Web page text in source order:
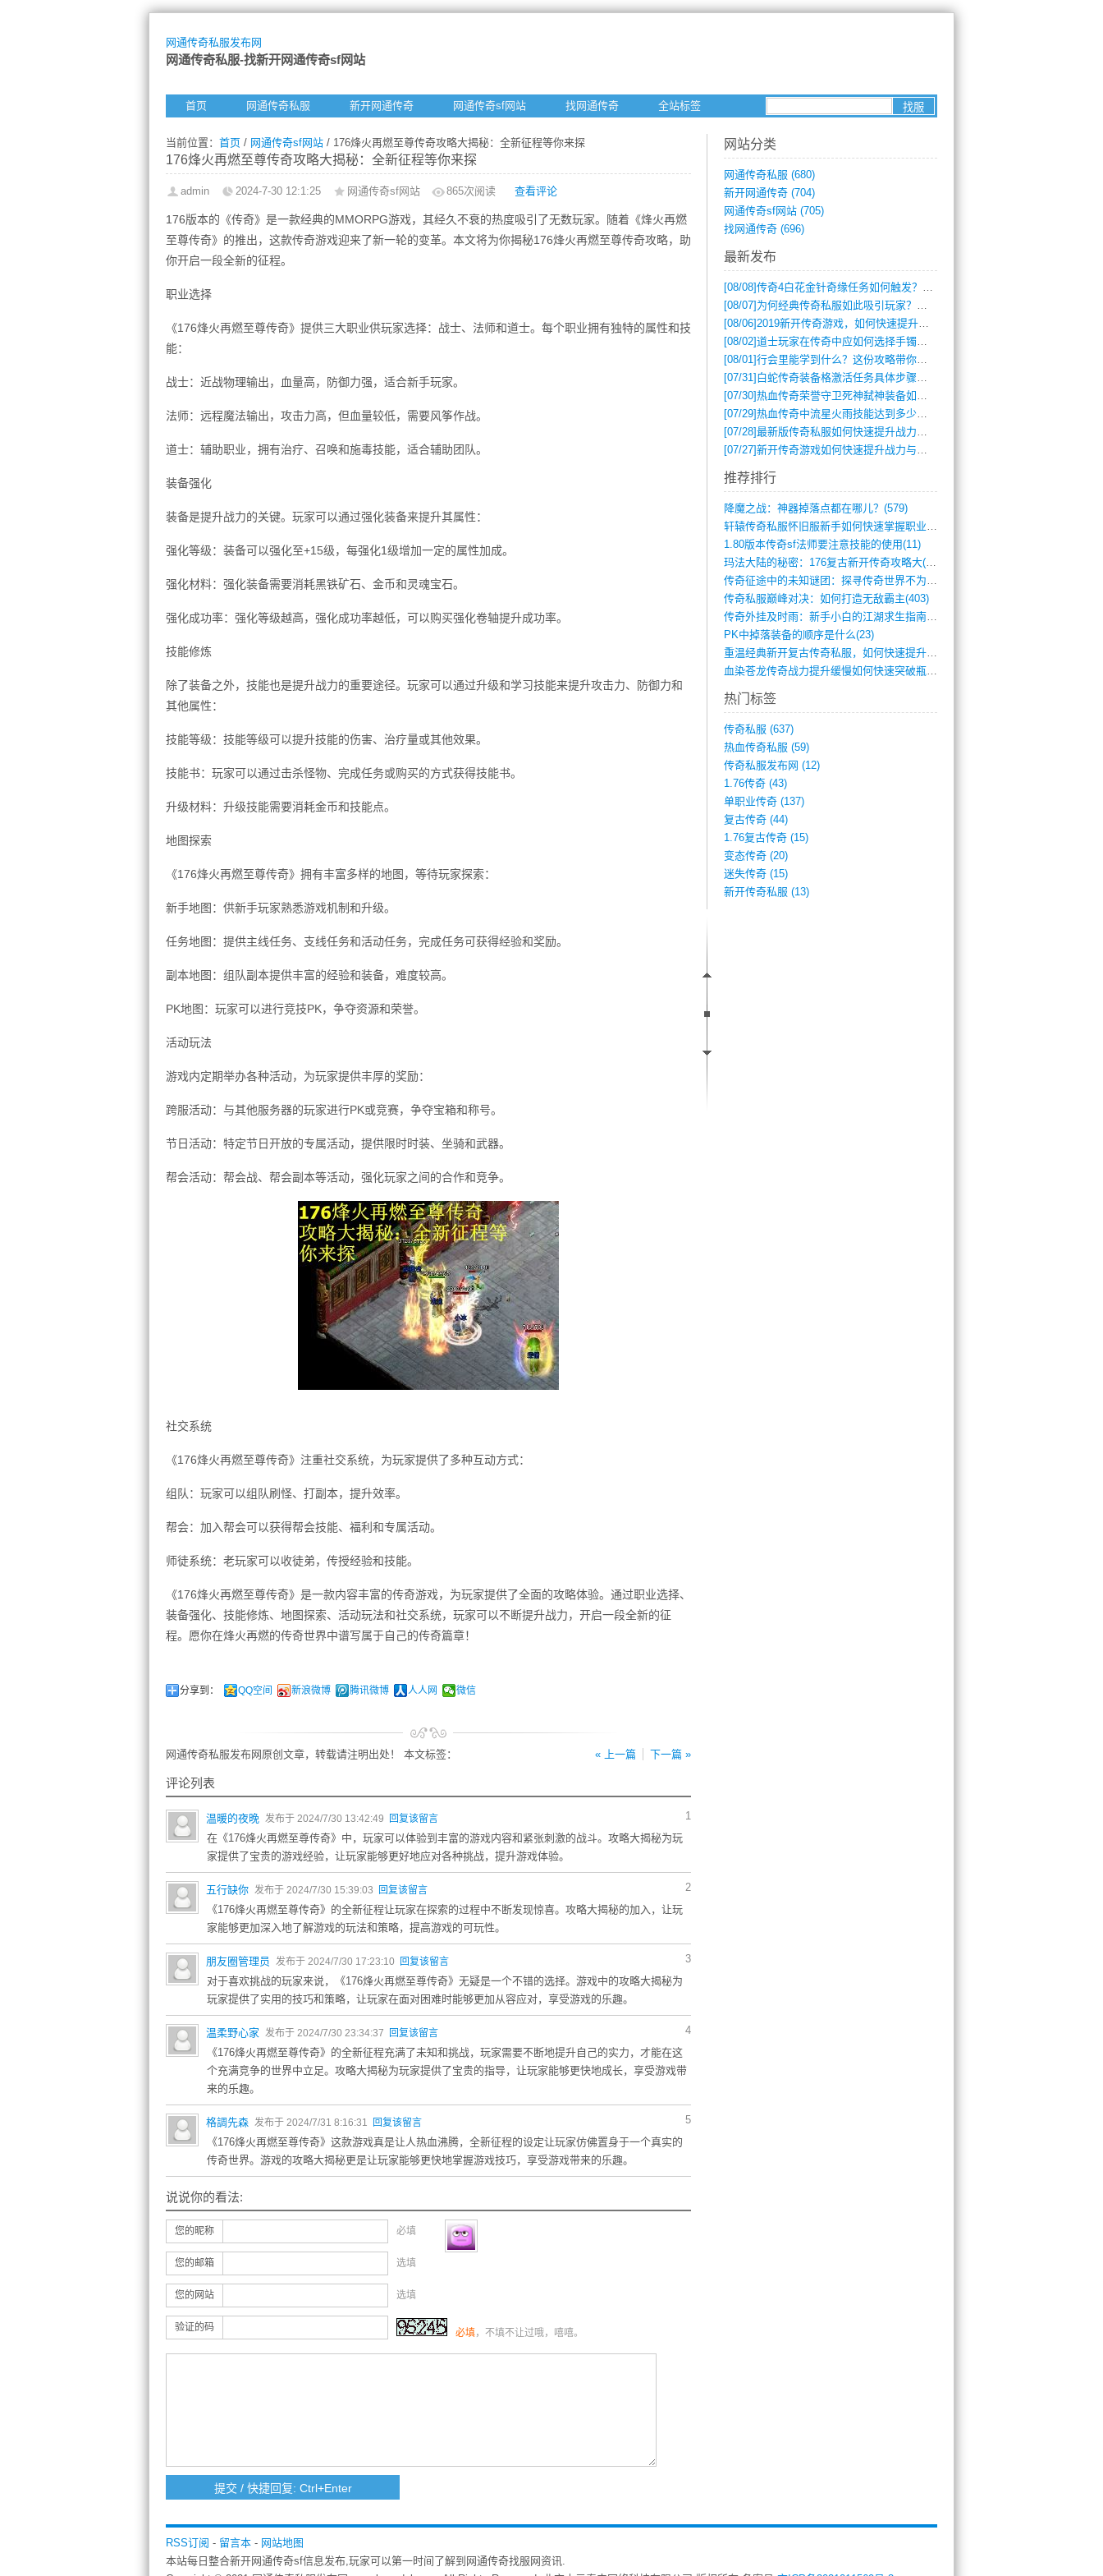
网通传奇私服发布网
网通传奇私服-找新开网通传奇sf网站
首页 网通传奇私服 新开网通传奇 网通传奇sf网站 找网通传奇 全站标签
当前位置： 首页 / 网通传奇sf网站 / 176烽火再燃至尊传奇攻略大揭秘：全新征程等你来探
176烽火再燃至尊传奇攻略大揭秘：全新征程等你来探
admin 2024-7-30 12:1:25 网通传奇sf网站 865次阅读 查看评论
176版本的《传奇》是一款经典的MMORPG游戏，其经久不衰的热度吸引了无数玩家。随着《烽火再燃
至尊传奇》的推出，这款传奇游戏迎来了新一轮的变革。本文将为你揭秘176烽火再燃至尊传奇攻略，助
你开启一段全新的征程。
职业选择
《176烽火再燃至尊传奇》提供三大职业供玩家选择：战士、法师和道士。每个职业拥有独特的属性和技
能：
战士：近战物理输出，血量高，防御力强，适合新手玩家。
法师：远程魔法输出，攻击力高，但血量较低，需要风筝作战。
道士：辅助职业，拥有治疗、召唤和施毒技能，适合辅助团队。
装备强化
装备是提升战力的关键。玩家可以通过强化装备来提升其属性：
强化等级：装备可以强化至+15级，每强化1级增加一定的属性加成。
强化材料：强化装备需要消耗黑铁矿石、金币和灵魂宝石。
强化成功率：强化等级越高，强化成功率越低，可以购买强化卷轴提升成功率。
技能修炼
除了装备之外，技能也是提升战力的重要途径。玩家可以通过升级和学习技能来提升攻击力、防御力和
其他属性：
技能等级：技能等级可以提升技能的伤害、治疗量或其他效果。
技能书：玩家可以通过击杀怪物、完成任务或购买的方式获得技能书。
升级材料：升级技能需要消耗金币和技能点。
地图探索
《176烽火再燃至尊传奇》拥有丰富多样的地图，等待玩家探索：
新手地图：供新手玩家熟悉游戏机制和升级。
任务地图：提供主线任务、支线任务和活动任务，完成任务可获得经验和奖励。
副本地图：组队副本提供丰富的经验和装备，难度较高。
PK地图：玩家可以进行竞技PK，争夺资源和荣誉。
活动玩法
游戏内定期举办各种活动，为玩家提供丰厚的奖励：
跨服活动：与其他服务器的玩家进行PK或竞赛，争夺宝箱和称号。
节日活动：特定节日开放的专属活动，提供限时时装、坐骑和武器。
帮会活动：帮会战、帮会副本等活动，强化玩家之间的合作和竞争。
社交系统
《176烽火再燃至尊传奇》注重社交系统，为玩家提供了多种互动方式：
组队：玩家可以组队刷怪、打副本，提升效率。
帮会：加入帮会可以获得帮会技能、福利和专属活动。
师徒系统：老玩家可以收徒弟，传授经验和技能。
《176烽火再燃至尊传奇》是一款内容丰富的传奇游戏，为玩家提供了全面的攻略体验。通过职业选择、
装备强化、技能修炼、地图探索、活动玩法和社交系统，玩家可以不断提升战力，开启一段全新的征
程。愿你在烽火再燃的传奇世界中谱写属于自己的传奇篇章！
分享到： QQ空间 新浪微博 腾讯微博 人人网 微信
« 上一篇 下一篇 »
网通传奇私服发布网原创文章，转载请注明出处！ 本文标签：
评论列表
1
温暖的夜晚 发布于 2024/7/30 13:42:49 回复该留言
在《176烽火再燃至尊传奇》中，玩家可以体验到丰富的游戏内容和紧张刺激的战斗。攻略大揭秘为玩
家提供了宝贵的游戏经验，让玩家能够更好地应对各种挑战，提升游戏体验。
2
五行缺你 发布于 2024/7/30 15:39:03 回复该留言
《176烽火再燃至尊传奇》的全新征程让玩家在探索的过程中不断发现惊喜。攻略大揭秘的加入，让玩
家能够更加深入地了解游戏的玩法和策略，提高游戏的可玩性。
3
朋友圈管理员 发布于 2024/7/30 17:23:10 回复该留言
对于喜欢挑战的玩家来说，《176烽火再燃至尊传奇》无疑是一个不错的选择。游戏中的攻略大揭秘为
玩家提供了实用的技巧和策略，让玩家在面对困难时能够更加从容应对，享受游戏的乐趣。
4
温柔野心家 发布于 2024/7/30 23:34:37 回复该留言
《176烽火再燃至尊传奇》的全新征程充满了未知和挑战，玩家需要不断地提升自己的实力，才能在这
个充满竞争的世界中立足。攻略大揭秘为玩家提供了宝贵的指导，让玩家能够更快地成长，享受游戏带
来的乐趣。
5
格調先森 发布于 2024/7/31 8:16:31 回复该留言
《176烽火再燃至尊传奇》这款游戏真是让人热血沸腾，全新征程的设定让玩家仿佛置身于一个真实的
传奇世界。游戏的攻略大揭秘更是让玩家能够更快地掌握游戏技巧，享受游戏带来的乐趣。
说说你的看法:
您的昵称 必填
您的邮箱 选填
您的网站 选填
验证的码 必填，不填不让过哦，嘻嘻。
网站分类
网通传奇私服 (680)
新开网通传奇 (704)
网通传奇sf网站 (705)
找网通传奇 (696)
最新发布
[08/08]传奇4白花金针奇缘任务如何触发？完整攻略解析
[08/07] 为何经典传奇私服如此吸引玩家？深度攻略解析
[08/06]2019新开传奇游戏，如何快速提升角色等级？
[08/02]道士玩家在传奇中应如何选择手镯装备？
[08/01]行会里能学到什么？这份攻略带你全掌握
[07/31] 白蛇传奇装备格激活任务具体步骤是什么？如何完成？
[07/30]热血传奇荣誉守卫死神弑神装备如何获取与佩戴攻略？
[07/29]热血传奇中流星火雨技能达到多少级可以开始练装备？
[07/28]最新版传奇私服如何快速提升战力与获取稀有装备？
[07/27]新开传奇游戏如何快速提升战力与获取稀有装备？
推荐排行
降魔之战：神器掉落点都在哪儿？(579)
轩辕传奇私服怀旧服新手如何快速掌握职业选(993)
1.80版本传奇sf法师要注意技能的使用(11)
玛法大陆的秘密：176复古新开传奇攻略大(486)
传奇征途中的未知谜团：探寻传奇世界不为人(595)
传奇私服巅峰对决：如何打造无敌霸主(403)
传奇外挂及时雨：新手小白的江湖求生指南(802)
PK中掉落装备的顺序是什么(23)
重温经典新开复古传奇私服，如何快速提升等(392)
血染苍龙传奇战力提升缓慢如何快速突破瓶颈(654)
热门标签
传奇私服 (637)
热血传奇私服 (59)
传奇私服发布网 (12)
1.76传奇 (43)
单职业传奇 (137)
复古传奇 (44)
1.76复古传奇 (15)
变态传奇 (20)
迷失传奇 (15)
新开传奇私服 (13)
RSS订阅 - 留言本 - 网站地图
本站每日整合新开网通传奇sf信息发布,玩家可以第一时间了解到网通传奇找服网资讯.